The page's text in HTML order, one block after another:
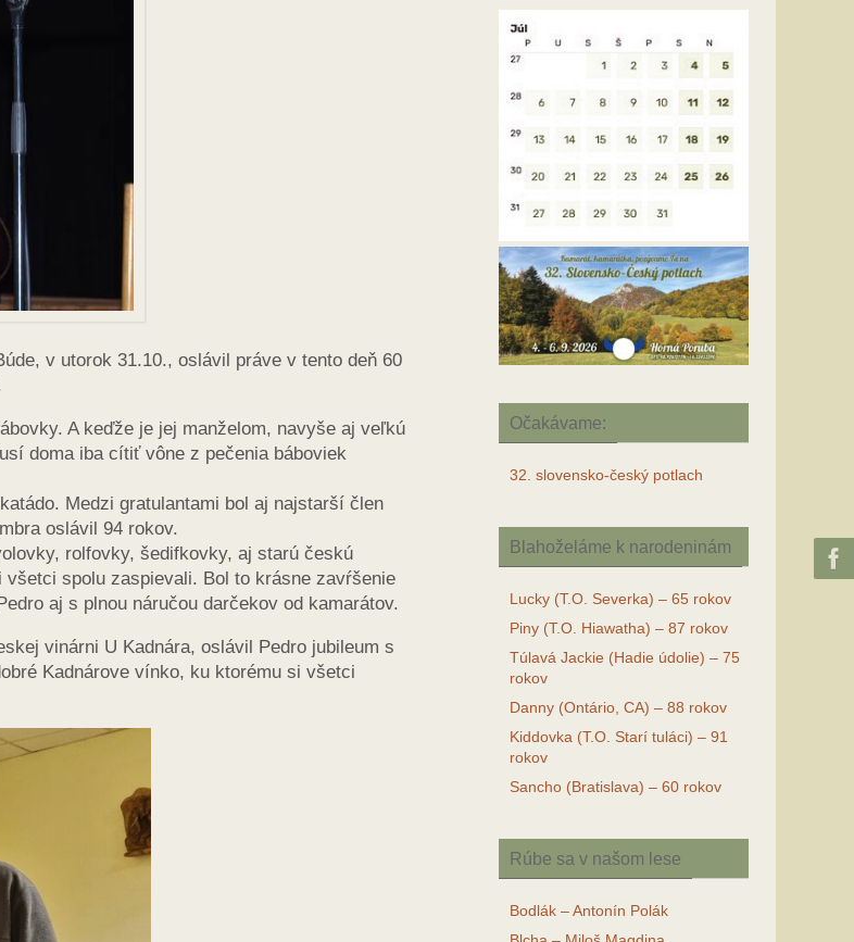
v utorok 31.10., oslávil práve v tento deň 60
A keďže je jej manželom, navyše aj veľkú
doma iba cítiť vône z pečenia báboviek
Medzi gratulantami bol aj najstarší člen
oslávil 94 rokov.
rolfovky, šedifkovky, aj starú českú
spolu zaspievali. Bol to krásne zavŕšenie
aj s plnou náručou darčekov od kamarátov.
vinárni U Kadnára, oslávil Pedro jubileum s
Kadnárove vínko, ku ktorému si všetci
Očakávame:
32. slovensko-český potlach
Blahoželáme k narodeninám
Lucky (T.O. Severka) – 65 rokov
Piny (T.O. Hiawatha) – 87 rokov
Túlavá Jackie (Hadie údolie) – 75
rokov
Danny (Ontário, CA) – 88 rokov
Kiddovka (T.O. Starí tuláci) – 91
rokov
Sancho (Bratislava) – 60 rokov
Rúbe sa v našom lese
Bodlák – Antonín Polák